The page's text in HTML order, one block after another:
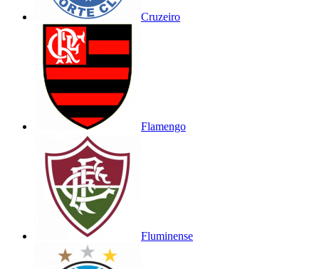
Cruzeiro
Flamengo
Fluminense